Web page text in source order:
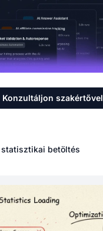
Konzultáljon szakértővel
statisztikai betöltés